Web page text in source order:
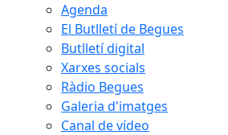
Agenda
El Butlletí de Begues
Butlletí digital
Xarxes socials
Ràdio Begues
Galeria d'imatges
Canal de vídeo